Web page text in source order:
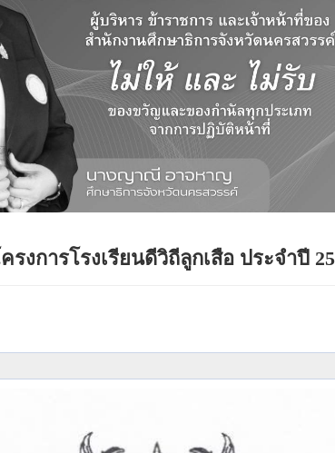
การโรงเรียนดีวิถีลูกเสือ ประจำปี